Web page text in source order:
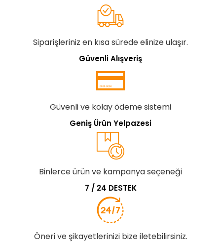
Siparişleriniz en kısa sürede elinize ulaşır.
Güvenli Alışveriş
Güvenli ve kolay ödeme sistemi
Geniş Ürün Yelpazesi
Binlerce ürün ve kampanya seçeneği
7 / 24 DESTEK
Öneri ve şikayetlerinizi bize iletebilirsiniz.